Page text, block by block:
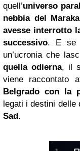
quell’universo
nebbia del
avesse interrotto
successivo. E se
un’ucronia che
quella odierna, il
viene raccontato
Belgrado con la
legati i destini delle
Sad.